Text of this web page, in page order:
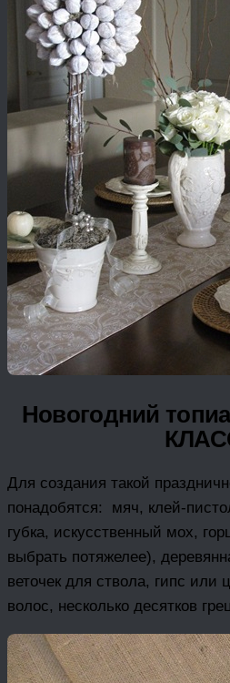
Новогодний
Для создания такой
понадобятся: мяч, клей-
губка, искусственный мох,
выбрать потяжелее),
веточек для ствола, гипс или
волос, несколько десятков